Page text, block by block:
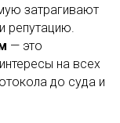
затрагивают
репутацию.
— это
на всех
до суда и